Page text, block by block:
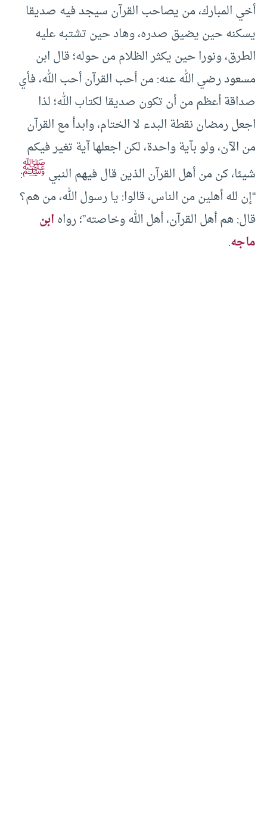
أخي المبارك، من يصاحب القرآن سيجد فيه صديقا
يسكنه حين يضيق صدره، وهاد حين تشتبه عليه
الطرق، ونورا حين يكثر الظلام من حوله؛ قال ابن
مسعود رضي الله عنه: من أحب القرآن أحب الله، فأي
صداقة أعظم من أن تكون صديقا لكتاب الله؛ لذا
اجعل رمضان نقطة البدء لا الختام، وابدأ مع القرآن
من الآن، ولو بآية واحدة، لكن اجعلها آية تغير فيكم
شيئا، كن من أهل القرآن الذين قال فيهم النبيﷺ:
“إن لله أهلين من الناس، قالوا: يا رسول الله، من هم؟
قال: هم أهل القرآن، أهل الله وخاصته”؛ رواهابن
ماجه.